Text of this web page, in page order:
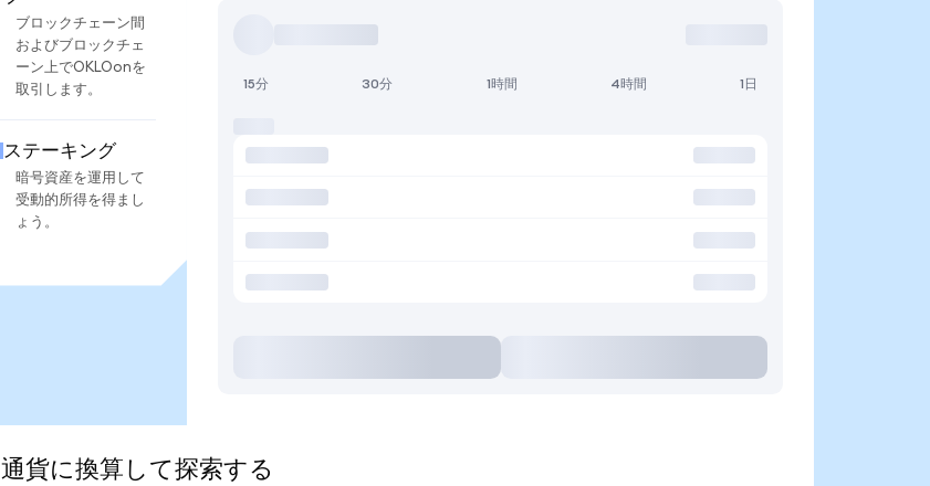
ブロックチェーン間
およびブロックチェ
ーン上でOKLOonを
取引します。
ステーキング
暗号資産を運用して
受動的所得を得まし
ょう。
15分 30分 1時間 4時間 1日
に換算して探索する